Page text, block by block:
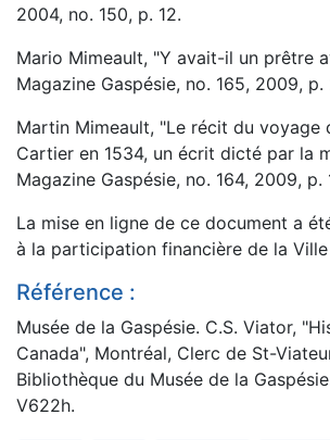
2004, no. 150, p. 12.
Mario Mimeault, "Y avait-il un prêtre
Magazine Gaspésie, no. 165, 2009, p.
Martin Mimeault, "Le récit du voyage
Cartier en 1534, un écrit dicté par la
Magazine Gaspésie, no. 164, 2009, p.
La mise en ligne de ce document a
à la participation financière de la Ville
Référence :
Musée de la Gaspésie. C.S. Viator,
Canada", Montréal, Clerc de St-
Bibliothèque du Musée de la
V622h.